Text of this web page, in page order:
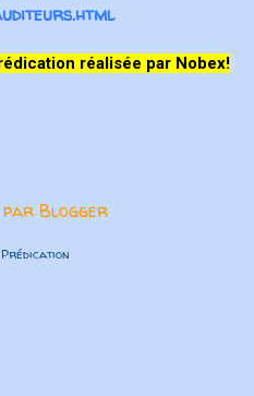
paroles qui
à la croissance
autres croyants. Pas
corps”, m...
réalisée par Nobex!
Blogger